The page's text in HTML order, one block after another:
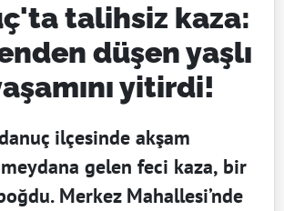
talihsiz kaza:
düşen yaşlı
yitirdi!
ilçesinde akşam
gelen feci kaza, bir
Merkez Mahallesi’nde